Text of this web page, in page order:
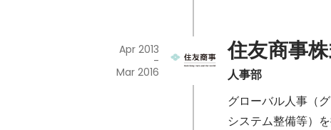
住友商事
人事部
Apr 2013
-
Mar 2016
グローバル人事（
システム整備等）